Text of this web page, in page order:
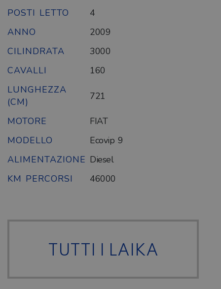
POSTI LETTO
4
ANNO
2009
CILINDRATA
3000
CAVALLI
160
LUNGHEZZA
(CM)
721
MOTORE
FIAT
MODELLO
Ecovip 9
ALIMENTAZIONE Diesel
KM PERCORSI
46000
TUTTI I LAIKA